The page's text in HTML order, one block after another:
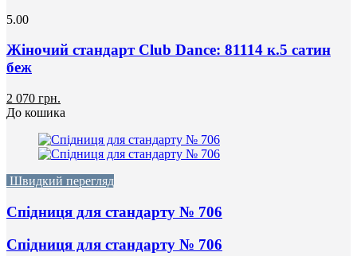
5.00
Жіночий стандарт Club Dance: 81114 к.5 сатин
беж
2 070 грн.
До кошика
Швидкий перегляд
Спідниця для стандарту № 706
Спідниця для стандарту № 706